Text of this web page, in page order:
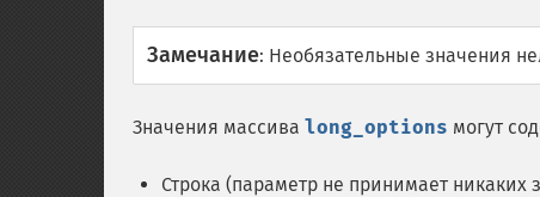
Замечание: Необязательные значения
Значения массива long_options могут
Строка (параметр не принимает никаких